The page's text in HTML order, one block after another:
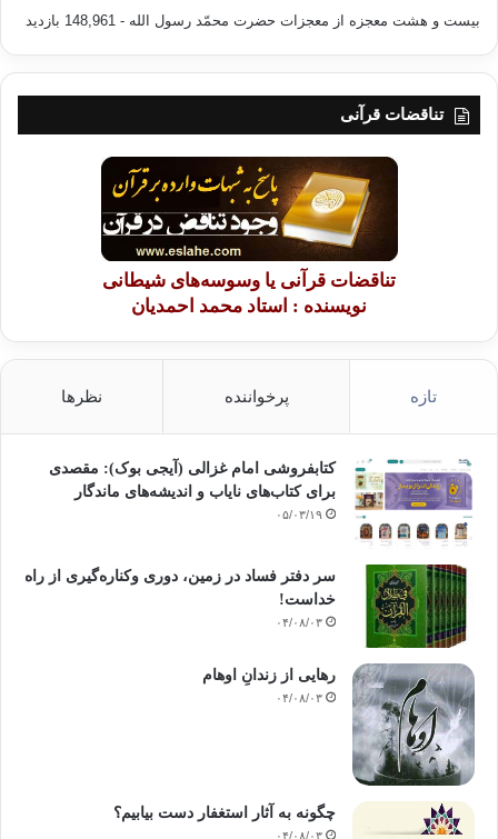
بیست و هشت معجزه از معجزات حضرت محمّد رسول الله - 148,961 بازدید
تناقضات قرآنی
تناقضات قرآنی یا وسوسه‌های شیطانی
نویسنده : استاد محمد احمدیان
تازه پرخواننده نظرها
کتابفروشی امام غزالی (آیجی بوک): مقصدی
برای کتاب‌های نایاب و اندیشه‌های ماندگار
۰۵/۰۳/۱۹
سر دفتر فساد در زمین‌، دوری وکناره‌گیری از راه
خداست‌!
۰۴/۰۸/۰۳
رهایی از زندانِ اوهام
۰۴/۰۸/۰۳
چگونه به آثار استغفار دست بیابیم؟
۰۴/۰۸/۰۳